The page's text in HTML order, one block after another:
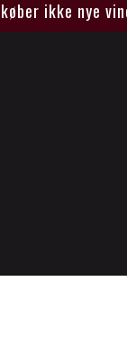
ikke nye vine